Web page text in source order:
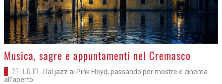
>Musica, sagre e appuntamenti nel Cremasco
23 LUGLIO
Dal jazz ai Pink Floyd, passando per mostre e cinema
all'aperto